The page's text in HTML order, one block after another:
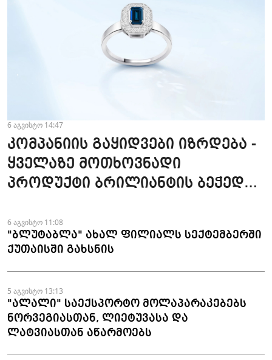
6 აგვისტო 14:47
კომპანიის გაყიდვები იზრდება -
ყველაზე მოთხოვნადი
პროდუქტი ბრილიანტის ბეჭედია
6 აგვისტო 11:08
"ბლუტაბლა" ახალ ფილიალს სექტემბერში
ქუთაისში გახსნის
5 აგვისტო 13:13
"ალალი" საექსპორტო მოლაპარაკებებს
ნორვეგიასთან, ლიეტუვასა და
ლატვიასთან აწარმოებს